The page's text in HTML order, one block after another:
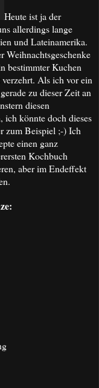
Heute ist ja der
allerdings lange
und Lateinamerika.
Weihnachtsgeschenke
bestimmter Kuchen
verzehrt. Als ich vor ein
zu dieser Zeit an
diesen
ich könnte doch dieses
zum Beispiel ;-) Ich
einen ganz
Kochbuch
aber im Endeffekt